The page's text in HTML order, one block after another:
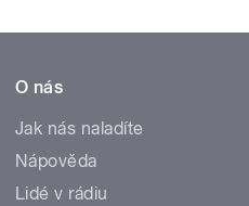
O nás
Jak nás naladíte
Nápověda
Lidé v rádiu